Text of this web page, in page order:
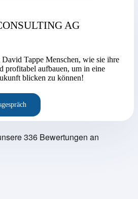
AG
David Tappe Menschen, wie sie ihre
profitabel aufbauen, um in eine
blicken zu können!